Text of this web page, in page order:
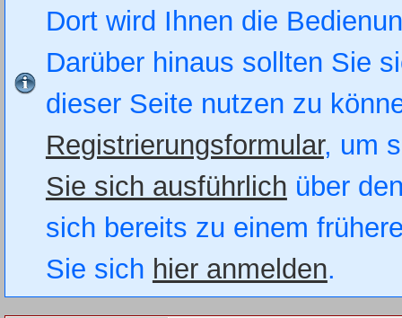
Dort wird Ihnen die
Darüber hinaus sollten Sie
dieser Seite nutzen zu
Registrierungsformular, um
Sie sich ausführlich über
sich bereits zu einem
Sie sich hier anmelden.